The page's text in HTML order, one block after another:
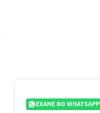
EXAME NO WHATSAPP